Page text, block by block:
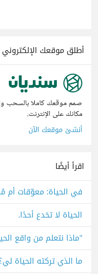
أطلق موقعك
صمم موقعك كاملا بالسحب
مكانك على الإنترنت.
أنشئ موقعك الآن
اقرأ أيضًا
في الحياة: معوّقات أم
الحياة لا تخدع أحدًا.
"ماذا نتعلم من واقع
ما الذي تركته الحياة